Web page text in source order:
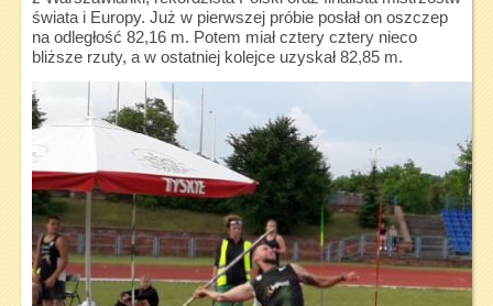
świata i Europy. Już w pierwszej próbie posłał on oszczep
na odległość 82,16 m. Potem miał cztery cztery nieco
bliższe rzuty, a w ostatniej kolejce uzyskał 82,85 m.